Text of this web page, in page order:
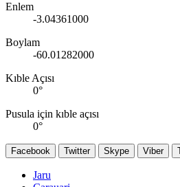
Enlem
-3.04361000
Boylam
-60.01282000
Kıble Açısı
0°
Pusula için kıble açısı
0°
Facebook Twitter Skype Viber
Jaru